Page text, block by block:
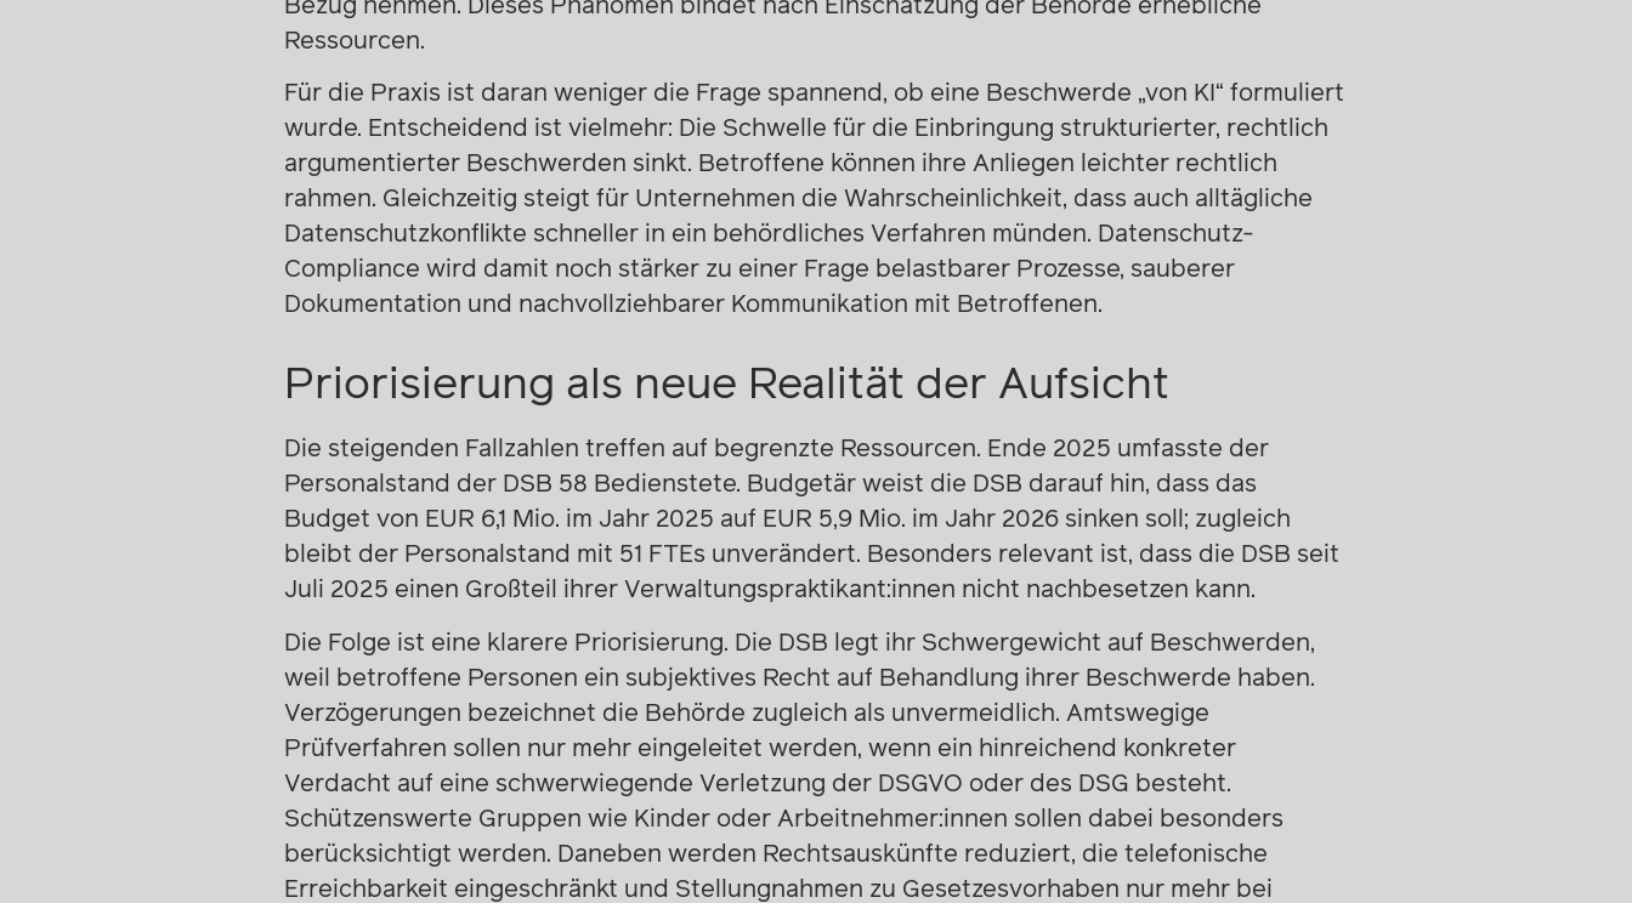
Bezug nehmen. Dieses Phänomen bindet nach Einschätzung der Behörde erhebliche
Ressourcen.
Für die Praxis ist daran weniger die Frage spannend, ob eine Beschwerde „von KI“ formuliert
wurde. Entscheidend ist vielmehr: Die Schwelle für die Einbringung strukturierter, rechtlich
argumentierter Beschwerden sinkt. Betroffene können ihre Anliegen leichter rechtlich
rahmen. Gleichzeitig steigt für Unternehmen die Wahrscheinlichkeit, dass auch alltägliche
Datenschutzkonflikte schneller in ein behördliches Verfahren münden. Datenschutz-
Compliance wird damit noch stärker zu einer Frage belastbarer Prozesse, sauberer
Dokumentation und nachvollziehbarer Kommunikation mit Betroffenen.
Priorisierung als neue Realität der Aufsicht
Die steigenden Fallzahlen treffen auf begrenzte Ressourcen. Ende 2025 umfasste der
Personalstand der DSB 58 Bedienstete. Budgetär weist die DSB darauf hin, dass das
Budget von EUR 6,1 Mio. im Jahr 2025 auf EUR 5,9 Mio. im Jahr 2026 sinken soll; zugleich
bleibt der Personalstand mit 51 FTEs unverändert. Besonders relevant ist, dass die DSB seit
Juli 2025 einen Großteil ihrer Verwaltungspraktikant:innen nicht nachbesetzen kann.
Die Folge ist eine klarere Priorisierung. Die DSB legt ihr Schwergewicht auf Beschwerden,
weil betroffene Personen ein subjektives Recht auf Behandlung ihrer Beschwerde haben.
Verzögerungen bezeichnet die Behörde zugleich als unvermeidlich. Amtswegige
Prüfverfahren sollen nur mehr eingeleitet werden, wenn ein hinreichend konkreter
Verdacht auf eine schwerwiegende Verletzung der DSGVO oder des DSG besteht.
Schützenswerte Gruppen wie Kinder oder Arbeitnehmer:innen sollen dabei besonders
berücksichtigt werden. Daneben werden Rechtsauskünfte reduziert, die telefonische
Erreichbarkeit eingeschränkt und Stellungnahmen zu Gesetzesvorhaben nur mehr bei